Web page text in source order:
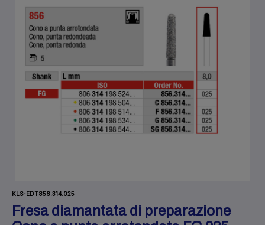
KLS-EDT856.314.025
Fresa diamantata di preparazione